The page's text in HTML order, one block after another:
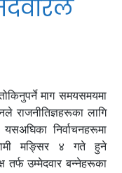
माग समयसमयमा
लागि
निर्वाचनहरूमा
मङ्सिर ४ गते हुने
तर्फ उम्मेदवार बन्नेहरूका